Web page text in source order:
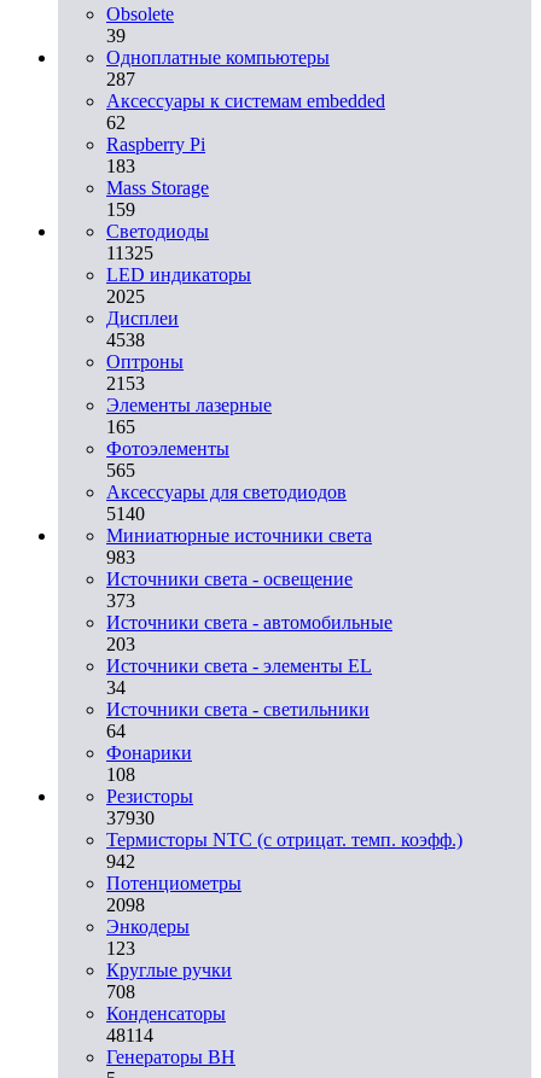
Obsolete
39
Одноплатные компьютеры
287
Аксессуары к системам embedded
62
Raspberry Pi
183
Mass Storage
159
Светодиоды
11325
LED индикаторы
2025
Дисплеи
4538
Оптроны
2153
Элементы лазерные
165
Фотоэлементы
565
Аксессуары для светодиодов
5140
Миниатюрные источники света
983
Источники света - освещение
373
Источники света - автомобильные
203
Источники света - элементы EL
34
Источники света - светильники
64
Фонарики
108
Резисторы
37930
Термисторы NTC (с отрицат. темп. коэфф.)
942
Потенциометры
2098
Энкодеры
123
Круглые ручки
708
Конденсаторы
48114
Генераторы ВН